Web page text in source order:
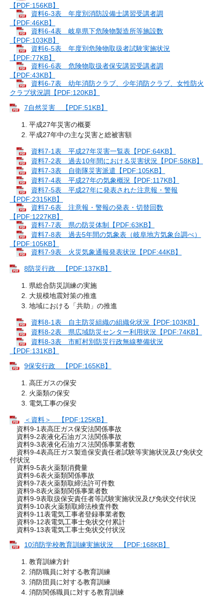
【PDF:156KB】
資料6-3表 年度別消防設備士講習受講者調
【PDF:46KB】
資料6-4表 岐阜県下危険物製造所等施設数
【PDF:103KB】
資料6-5表 年度別危険物取扱者試験実施状況
【PDF:77KB】
資料6-6表 危険物取扱者保安講習受講者調
【PDF:43KB】
資料6-7表 幼年消防クラブ、少年消防クラブ、女性防火
クラブ状況調【PDF:120KB】
7自然災害 【PDF:51KB】
平成27年災害の概要
平成27年中の主な災害と総被害額
資料7-1表 平成27年災害一覧表【PDF:64KB】
資料7-2表 過去10年間における災害状況【PDF:58KB】
資料7-3表 自衛隊災害派遣【PDF:105KB】
資料7-4表 平成27年の気象概況【PDF:117KB】
資料7-5表 平成27年に発表された注意報・警報
【PDF:2315KB】
資料7-6表 注意報・警報の発表・切替回数
【PDF:1227KB】
資料7-7表 県の防災体制【PDF:63KB】
資料7-8表 過去5年間の気象表（岐阜地方気象台調べ）
【PDF:105KB】
資料7-9表 火災気象通報発表状況【PDF:44KB】
8防災行政 【PDF:137KB】
県総合防災訓練の実施
大規模地震対策の推進
地域における「共助」の推進
資料8-1表 自主防災組織の組織化状況【PDF:103KB】
資料8-2表 県広域防災センター利用状況【PDF:74KB】
資料8-3表 市町村別防災行政無線整備状況
【PDF:131KB】
9保安行政 【PDF:165KB】
高圧ガスの保安
火薬類の保安
電気工事の保安
＜資料＞ 【PDF:125KB】
資料9-1表高圧ガス保安法関係事故
資料9-2表液化石油ガス法関係事故
資料9-3表液化石油ガス法関係事業者数
資料9-4表高圧ガス製造保安責任者試験等実施状況及び免状交
付状況
資料9-5表火薬類消費量
資料9-6表火薬類関係事故
資料9-7表火薬類取締法許可件数
資料9-8表火薬類関係事業者数
資料9-9表取扱保安責任者等試験実施状況及び免状交付状況
資料9-10表火薬類取締法検査件数
資料9-11表電気工事者登録事業者数
資料9-12表電気工事士免状交付累計
資料9-13表電気工事士免状交付状況
10消防学校教育訓練実施状況 【PDF:168KB】
教育訓練方針
消防職員に対する教育訓練
消防団員に対する教育訓練
消防関係職員に対する教育訓練